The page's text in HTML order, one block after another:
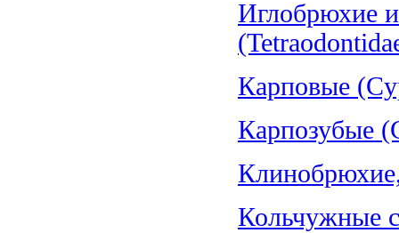
Иглобрюхие
Карповые
Карпозубые
Кольчужные